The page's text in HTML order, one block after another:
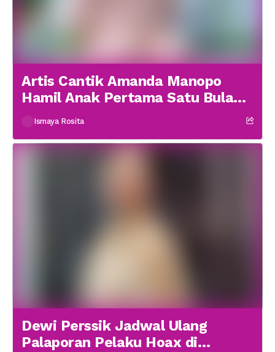
Artis Cantik Amanda Manopo
Hamil Anak Pertama Satu Bulan
menikah
Ismaya Rosita
Dewi Perssik Jadwal Ulang
Palaporan Pelaku Hoax di